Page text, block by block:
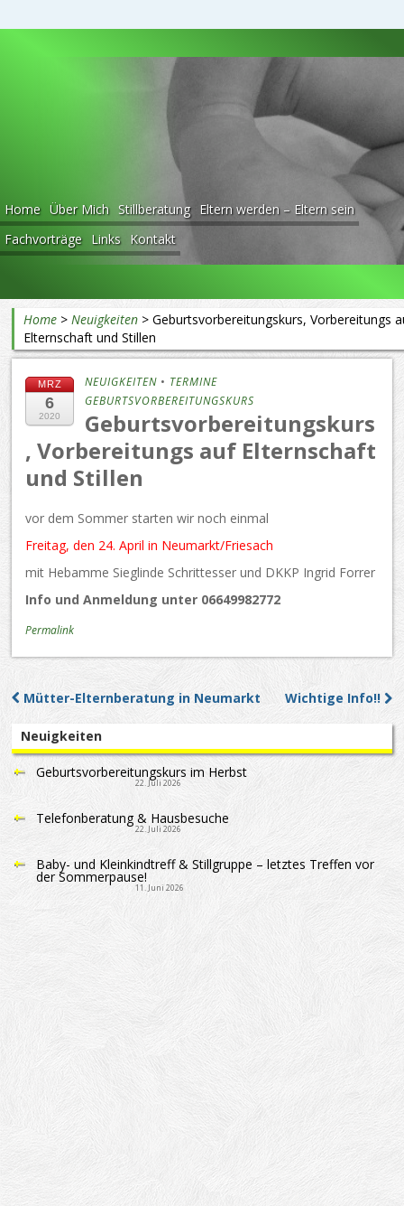
Home Über Mich Stillberatung Eltern werden – Eltern sein
Fachvorträge Links Kontakt
Beratung rund ums Baby
Home >Neuigkeiten >Geburtsvorbereitungskurs, Vorbereitungs
Elternschaft und Stillen
MRZ
6
2020
NEUIGKEITEN • TERMINE
GEBURTSVORBEREITUNGSKURS
Geburtsvorbereitungskurs
, Vorbereitungs auf Elternschaft
und Stillen
vor dem Sommer starten wir noch einmal
Freitag, den 24. April in Neumarkt/Friesach
mit Hebamme Sieglinde Schrittesser und DKKP Ingrid Forrer
Info und Anmeldung unter 06649982772
Permalink
Post navigation
Mütter-Elternberatung in Neumarkt Wichtige Info!!
Neuigkeiten
Geburtsvorbereitungskurs im Herbst
22. Juli 2026
Telefonberatung & Hausbesuche
22. Juli 2026
Baby- und Kleinkindtreff & Stillgruppe – letztes Treffen vor
der Sommerpause!
11. Juni 2026